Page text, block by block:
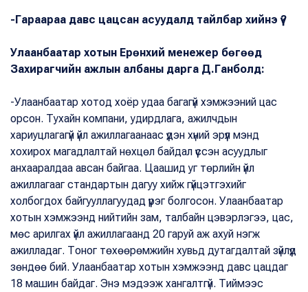
-Гараараа давс цацсан асуудалд тайлбар хийнэ үү?
Улаанбаатар хотын Ерөнхий менежер бөгөөд
Захирагчийн ажлын албаны дарга Д.Ганболд:
-Улаанбаатар хотод хоёр удаа багагүй хэмжээний цас
орсон. Тухайн компани, удирдлага, ажилчдын
хариуцлагагүй үйл ажиллагаанаас үүдэн хүний эрүүл мэнд
хохирох магадлалтай нөхцөл байдал үүссэн асуудлыг
анхааралдаа авсан байгаа. Цаашид уг төрлийн үйл
ажиллагааг стандартын дагуу хийж гүйцэтгэхийг
холбогдох байгууллагуудад үүрэг болгосон. Улаанбаатар
хотын хэмжээнд нийтийн зам, талбайн цэвэрлэгээ, цас,
мөс арилгах үйл ажиллагаанд 20 гаруй аж ахуй нэгж
ажилладаг. Тоног төхөөрөмжийн хувьд дутагдалтай зүйлүүд
зөндөө бий. Улаанбаатар хотын хэмжээнд давс цацдаг
18 машин байдаг. Энэ мэдээж хангалтгүй. Тиймээс